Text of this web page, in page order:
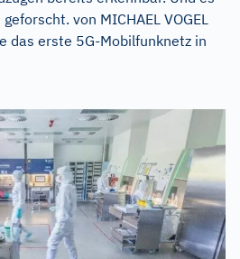
von MICHAEL VOGEL
das erste 5G-Mobilfunknetz in